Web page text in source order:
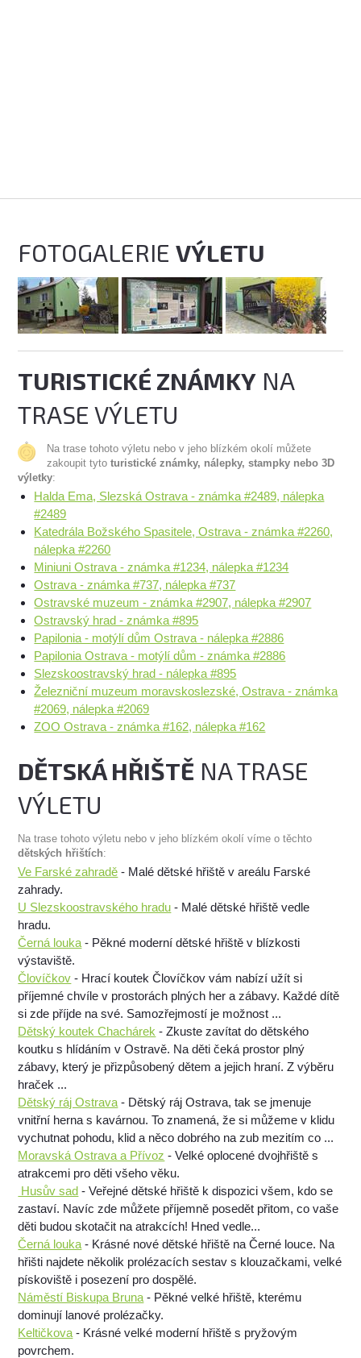
FOTOGALERIEVÝLETU
TURISTICKÉ ZNÁMKY NA
TRASE VÝLETU
Na trase tohoto výletu nebo v jeho blízkém okolí můžete
zakoupit tytoturistické známky, nálepky, stampky nebo 3D
výletky:
Halda Ema, Slezská Ostrava - známka #2489, nálepka
#2489
Katedrála Božského Spasitele, Ostrava - známka #2260,
nálepka #2260
Miniuni Ostrava - známka #1234, nálepka #1234
Ostrava - známka #737, nálepka #737
Ostravské muzeum - známka #2907, nálepka #2907
Ostravský hrad - známka #895
Papilonia - motýlí dům Ostrava - nálepka #2886
Papilonia Ostrava - motýlí dům - známka #2886
Slezskoostravský hrad - nálepka #895
Železniční muzeum moravskoslezské, Ostrava - známka
#2069, nálepka #2069
ZOO Ostrava - známka #162, nálepka #162
DĚTSKÁ HŘIŠTĚ NA TRASE
VÝLETU
Na trase tohoto výletu nebo v jeho blízkém okolí víme o těchto
dětských hřištích:
Ve Farské zahradě - Malé dětské hřiště v areálu Farské
zahrady.
U Slezskoostravského hradu - Malé dětské hřiště vedle
hradu.
Černá louka - Pěkné moderní dětské hřiště v blízkosti
výstaviště.
Človíčkov - Hrací koutek Človíčkov vám nabízí užít si
příjemné chvíle v prostorách plných her a zábavy. Každé dítě
si zde příjde na své. Samozřejmostí je možnost ...
Dětský koutek Chachárek - Zkuste zavítat do dětského
koutku s hlídáním v Ostravě. Na děti čeká prostor plný
zábavy, který je přizpůsobený dětem a jejich hraní. Z výběru
hraček ...
Dětský ráj Ostrava - Dětský ráj Ostrava, tak se jmenuje
vnitřní herna s kavárnou. To znamená, že si můžeme v klidu
vychutnat pohodu, klid a něco dobrého na zub mezitím co ...
Moravská Ostrava a Přívoz - Velké oplocené dvojhřiště s
atrakcemi pro děti všeho věku.
Husův sad - Veřejné dětské hřiště k dispozici všem, kdo se
zastaví. Navíc zde můžete příjemně posedět přitom, co vaše
děti budou skotačit na atrakcích! Hned vedle...
Černá louka - Krásné nové dětské hřiště na Černé louce. Na
hřišti najdete několik prolézacích sestav s klouzačkami, velké
pískoviště i posezení pro dospělé.
Náměstí Biskupa Bruna - Pěkné velké hřiště, kterému
dominují lanové prolézačky.
Keltičkova - Krásné velké moderní hřiště s pryžovým
povrchem.